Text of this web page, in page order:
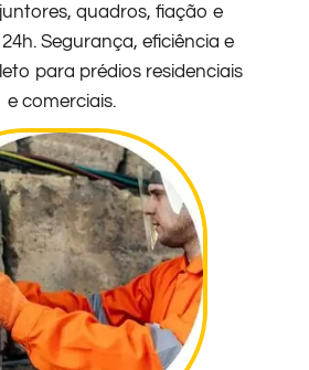
quadros, fiação e
Segurança, eficiência e
para prédios residenciais
e comerciais.